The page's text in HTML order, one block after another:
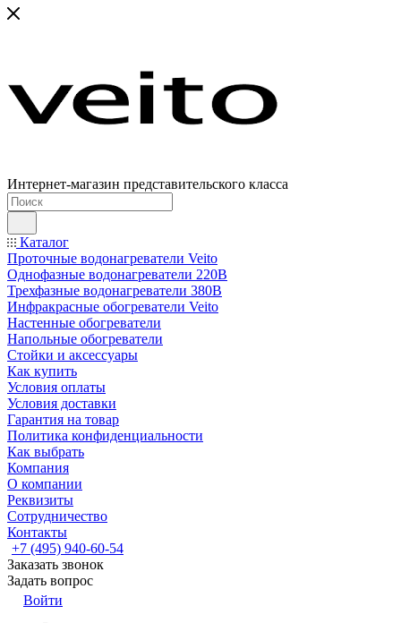
Интернет-магазин представительского класса
Каталог
Проточные водонагреватели Veito
Однофазные водонагреватели 220В
Трехфазные водонагреватели 380В
Инфракрасные обогреватели Veito
Настенные обогреватели
Напольные обогреватели
Стойки и аксессуары
Как купить
Условия оплаты
Условия доставки
Гарантия на товар
Политика конфиденциальности
Как выбрать
Компания
О компании
Реквизиты
Сотрудничество
Контакты
+7 (495) 940-60-54
Заказать звонок
Задать вопрос
Войти